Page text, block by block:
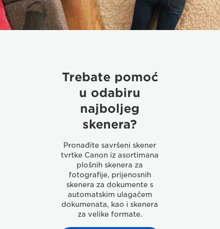
Trebate pomoć
u odabiru
najboljeg
skenera?
Pronađite savršeni skener
tvrtke Canon iz asortimana
plošnih skenera za
fotografije, prijenosnih
skenera za dokumente s
automatskim ulagačem
dokumenata, kao i skenera
za velike formate.